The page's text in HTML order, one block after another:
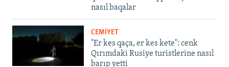
nasıl baqalar
CEMİYET
"Er kes qaça, er kes kete": cenk
Qırımdaki Rusiye turistlerine nasıl
barıp yetti